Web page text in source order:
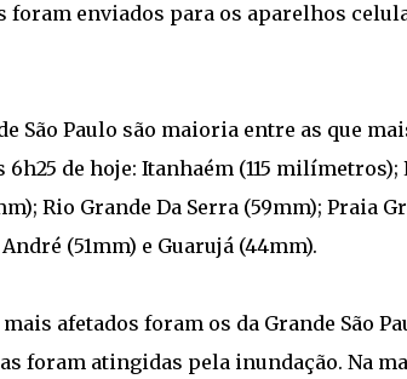
foram enviados para os aparelhos
São Paulo são maioria entre as que
6h25 de hoje: Itanhaém (115
Rio Grande Da Serra (59mm); Praia
(51mm) e Guarujá (44mm).
afetados foram os da Grande São
foram atingidas pela inundação. Na